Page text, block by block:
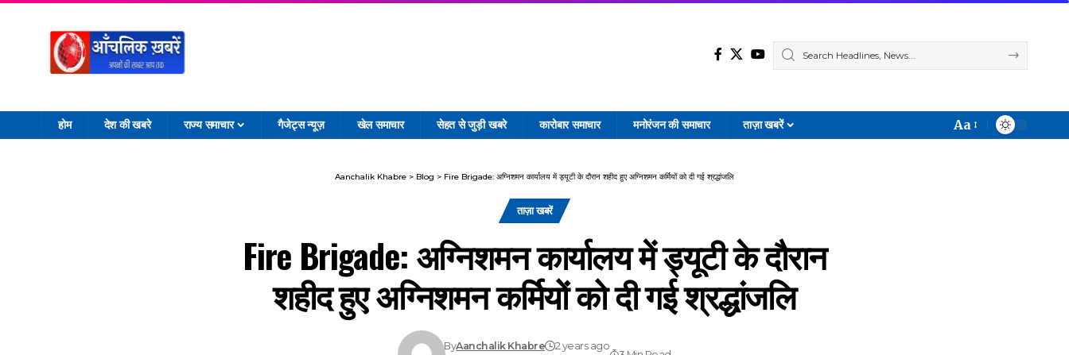
होम देश की खबरे राज्य समाचार गैजेट्स न्यूज़ खेल समाचार सेहत से जुड़ी खबरे कारोबार समाचार मनोरंजन की समाचार ताज़ा खबरें
Font
Aa
Aanchalik Khabre > Blog > Fire Brigade: अग्निशमन कार्यालय में ड्यूटी के दौरान शहीद हुए अग्निशमन कर्मियों को दी गई श्रद्धांजलि
ताज़ा खबरें
Fire Brigade: अग्निशमन कार्यालय में ड्यूटी के दौरान
शहीद हुए अग्निशमन कर्मियों को दी गई श्रद्धांजलि
ByAanchalik Khabre 2 years ago